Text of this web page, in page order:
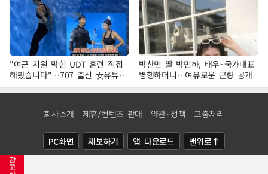
광
고
"여군 지원 막힌 UDT 훈련 직접
해봤습니다"…707 출신 女유튜버
'완벽 소화'
박찬민 딸 박민하, 배우·국가대표
병행하더니…여유로운 근황 공개
회사소개 제휴/컨텐츠 판매 약관·정책 고충처리
PC화면 제보하기 앱 다운로드 맨위로↑